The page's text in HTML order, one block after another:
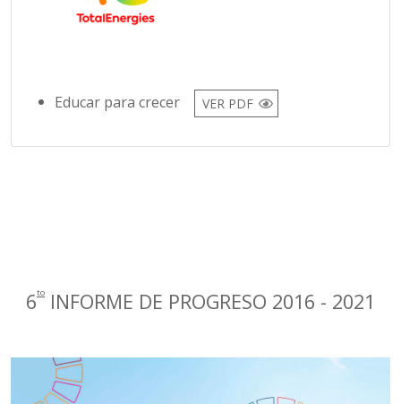
Educar para crecer VER PDF
6to INFORME DE PROGRESO 2016 - 2021